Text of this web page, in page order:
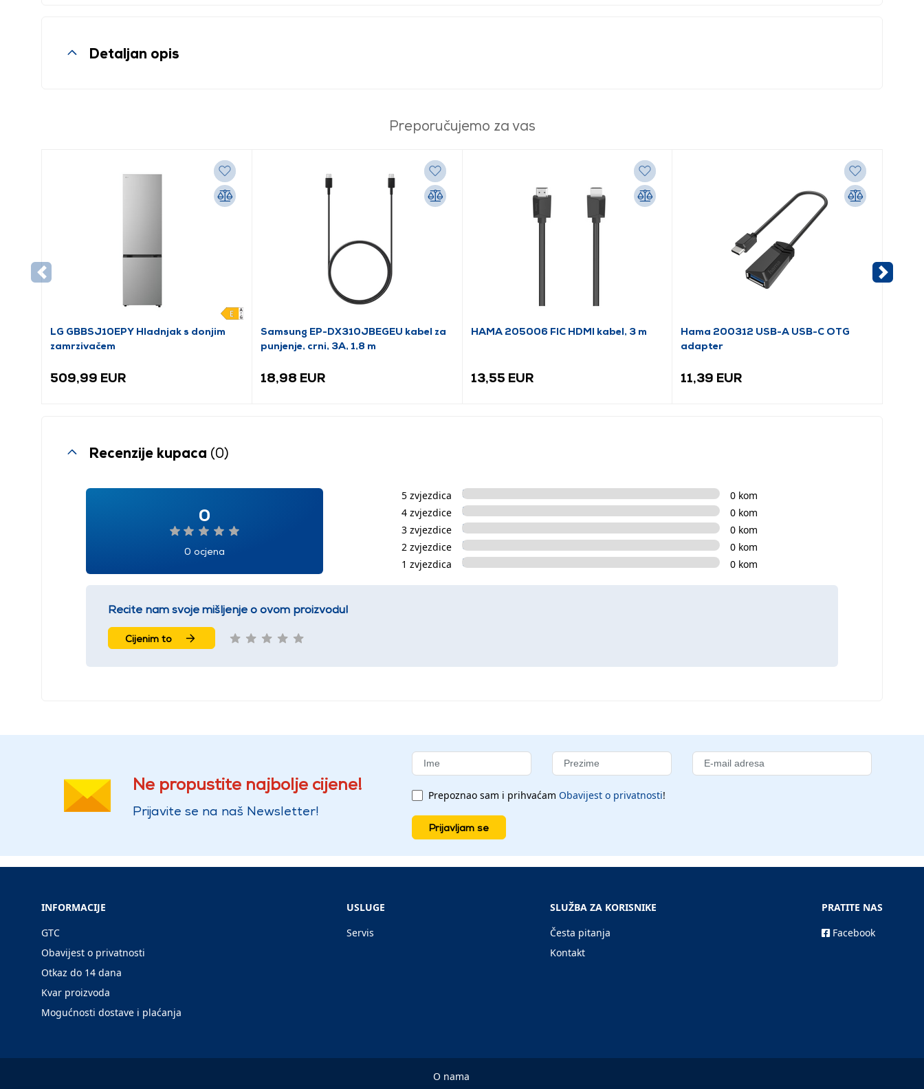
Detaljan opis
Preporučujemo za vas
LG GBBSJ10EPY Hladnjak s donjim
zamrzivačem
509,99 EUR
Samsung EP-DX310JBEGEU kabel za
punjenje, crni, 3A, 1,8 m
18,98 EUR
HAMA 205006 FIC HDMI kabel, 3 m
13,55 EUR
Hama 200312 USB-A USB-C OTG
adapter
11,39 EUR
Recenzije kupaca (0)
0
0 ocjena
5 zvjezdica
0 kom
4 zvjezdice
0 kom
3 zvjezdice
0 kom
2 zvjezdice
0 kom
1 zvjezdica
0 kom
Recite nam svoje mišljenje o ovom proizvodu!
Cijenim to
Ne propustite najbolje cijene!
Prijavite se na naš Newsletter!
Prepoznao sam i prihvaćam Obavijest o privatnosti!
Prijavljam se
INFORMACIJE
GTC
Obavijest o privatnosti
Otkaz do 14 dana
Kvar proizvoda
Mogućnosti dostave i plaćanja
USLUGE
Servis
SLUŽBA ZA KORISNIKE
Česta pitanja
Kontakt
PRATITE NAS
Facebook
O nama